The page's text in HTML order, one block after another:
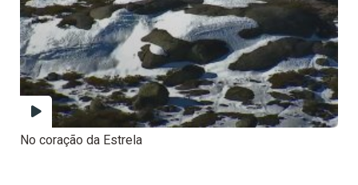
No coração da Estrela